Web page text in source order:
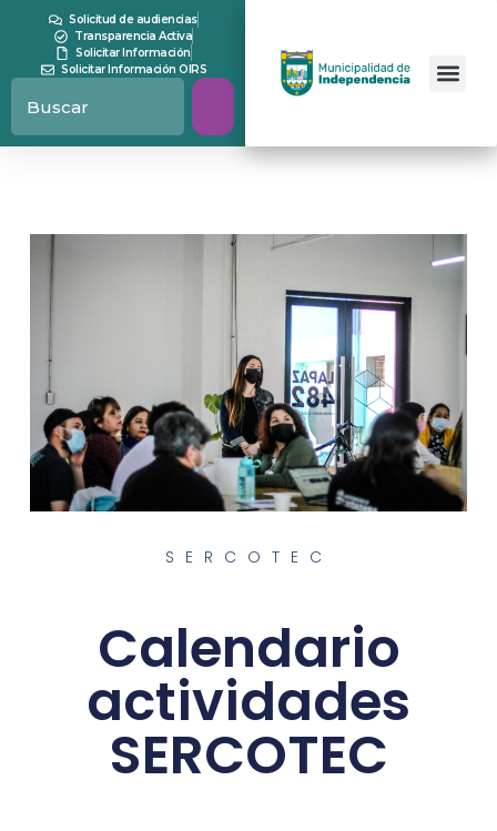
Solicitud de audiencias
Transparencia Activa
Solicitar Información
Solicitar Información OIRS
SERCOTEC
Calendario
actividades
SERCOTEC